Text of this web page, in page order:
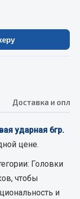
Доставка и
ударная 6гр.
цене.
Головки
чтобы
и